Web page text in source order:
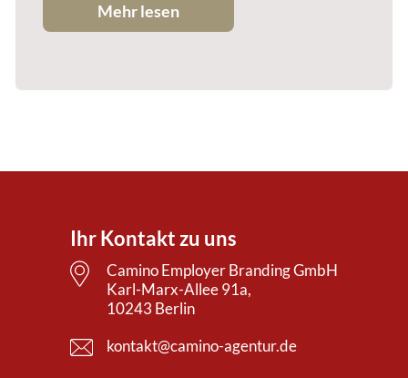
Mehr lesen
Ihr Kontakt zu uns
Camino Employer Branding GmbH
Karl-Marx-Allee 91a,
10243 Berlin
kontakt@camino-agentur.de